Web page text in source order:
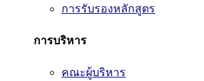
การรับรองหลักสูตร
การบริหาร
คณะผู้บริหาร